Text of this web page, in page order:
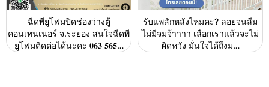
ฉีดพียูโฟมปิดช่องว่างตู้
คอนเทนเนอร์ จ.ระยอง สนใจฉีดพี
ยูโฟมติดต่อได้นะคะ 𝟎𝟔𝟑 𝟓𝟔𝟓…
รับแพสักหลังไหมคะ? ลอยจนลืม
ไม่มีจมจ้าาาา เลือกเราแล้วจะไม่
ผิดหวัง มั่นใจได้ถึงม…